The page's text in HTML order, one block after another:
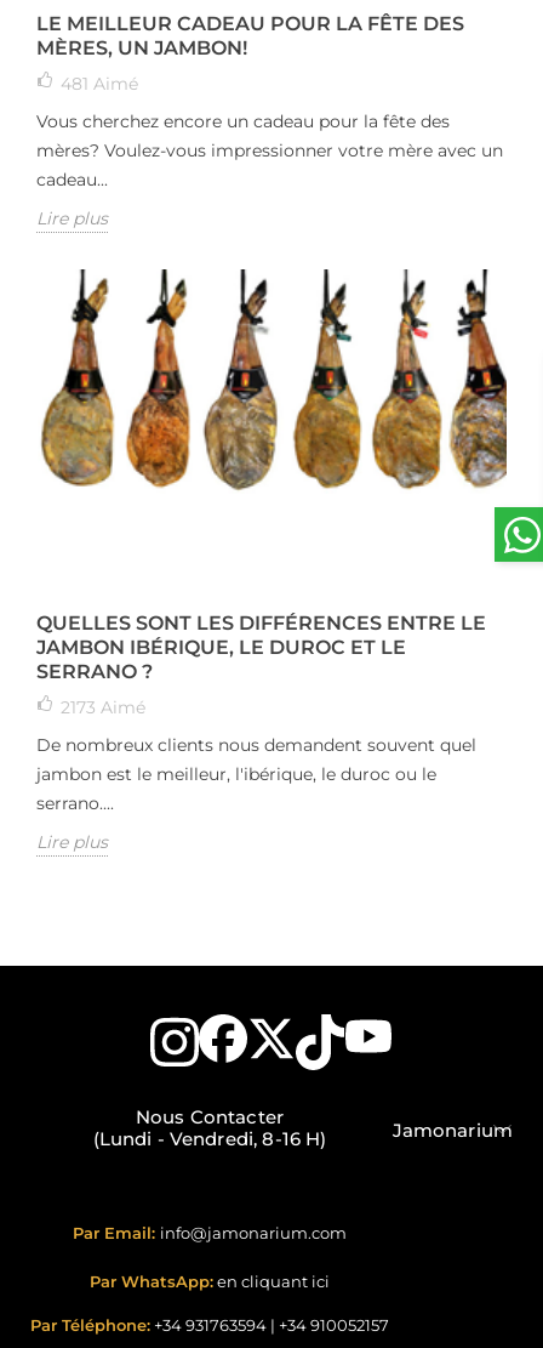
LE MEILLEUR CADEAU POUR LA FÊTE DES
MÈRES, UN JAMBON!
481 Aimé
Vous cherchez encore un cadeau pour la fête des
mères? Voulez-vous impressionner votre mère avec un
cadeau...
Lire plus
QUELLES SONT LES DIFFÉRENCES ENTRE LE
JAMBON IBÉRIQUE, LE DUROC ET LE
SERRANO ?
2173 Aimé
De nombreux clients nous demandent souvent quel
jambon est le meilleur, l'ibérique, le duroc ou le
serrano....
Lire plus
Nous Contacter
(Lundi - Vendredi, 8-16 H)
Par Email: info@jamonarium.com
Par WhatsApp:en cliquant ici
Par Téléphone: +34 931763594 | +34 910052157
Jamonarium